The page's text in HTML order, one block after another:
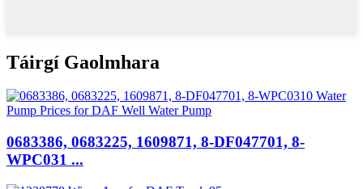
Táirgí Gaolmhara
0683386, 0683225, 1609871, 8-DF047701, 8-
WPC031 ...